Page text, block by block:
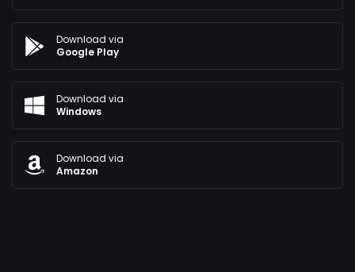
Download via
Google Play
Download via
Windows
Download via
Amazon